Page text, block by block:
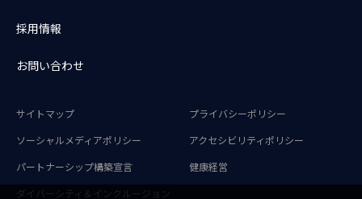
採用情報
お問い合わせ
サイトマップ
プライバシーポリシー
ソーシャルメディアポリシー
アクセシビリティポリシー
パートナーシップ構築宣言
健康経営
ダイバーシティ＆インクルージョン